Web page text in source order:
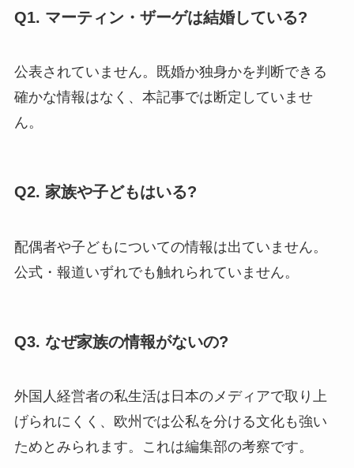
Q1. マーティン・ザーゲは結婚している?
公表されていません。既婚か独身かを判断できる
確かな情報はなく、本記事では断定していませ
ん。
Q2. 家族や子どもはいる?
配偶者や子どもについての情報は出ていません。
公式・報道いずれでも触れられていません。
Q3. なぜ家族の情報がないの?
外国人経営者の私生活は日本のメディアで取り上
げられにくく、欧州では公私を分ける文化も強い
ためとみられます。これは編集部の考察です。